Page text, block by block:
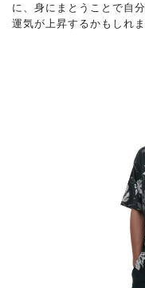
に、身にまとうことで自
運気が上昇するかもしれま